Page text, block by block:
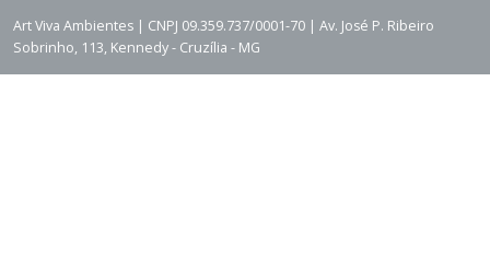
Art Viva Ambientes | CNPJ 09.359.737/0001-70 | Av. José P. Ribeiro
Sobrinho, 113, Kennedy - Cruzília - MG